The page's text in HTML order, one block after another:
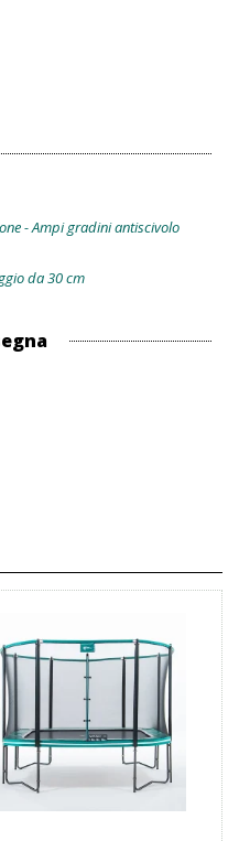
- Ampi gradini antiscivolo
da 30 cm